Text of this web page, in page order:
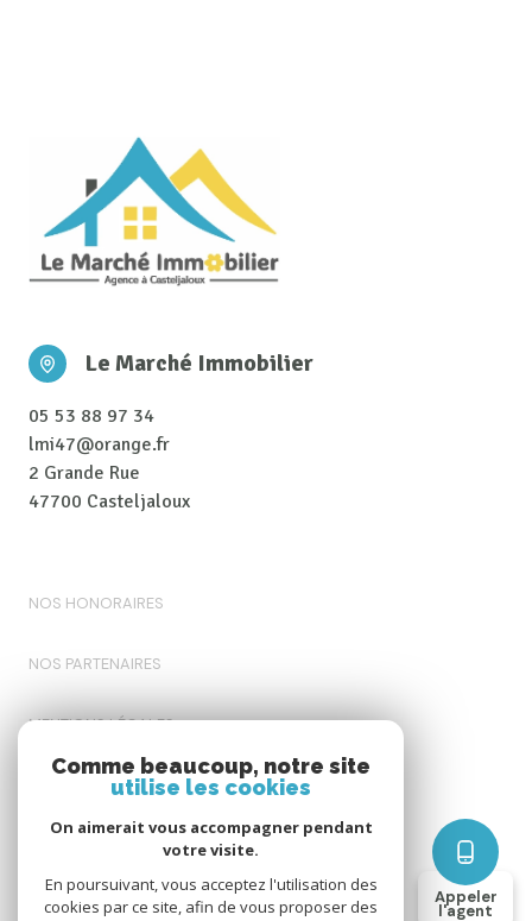
Appeler
l'agent
Le Marché Immobilier
05 53 88 97 34
lmi47@orange.fr
2 Grande Rue
47700 Casteljaloux
NOS HONORAIRES
NOS PARTENAIRES
MENTIONS LÉGALES
COOKIES
Comme beaucoup, notre site
utilise les cookies
On aimerait vous accompagner pendant
votre visite.
En poursuivant, vous acceptez l'utilisation des
cookies par ce site, afin de vous proposer des